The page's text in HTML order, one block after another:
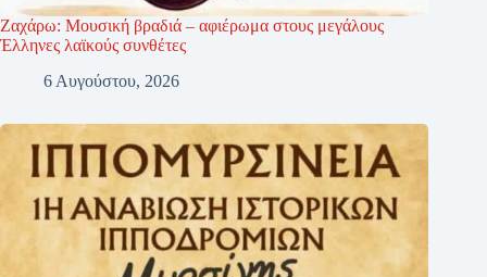
Ζαχάρω: Μουσική βραδιά – αφιέρωμα στους μεγάλους
Έλληνες λαϊκούς συνθέτες
6 Αυγούστου, 2026